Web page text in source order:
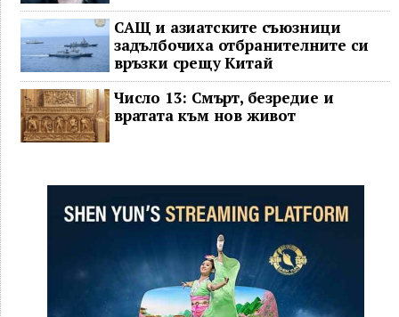
САЩ и азиатските съюзници
задълбочиха отбранителните си
връзки срещу Китай
Число 13: Смърт, безредие и
вратата към нов живот